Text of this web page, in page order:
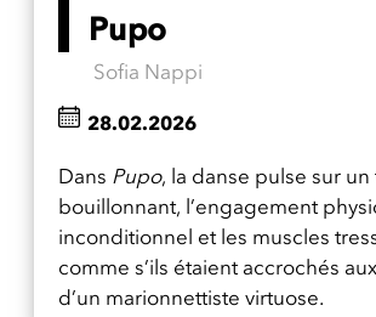
Pupo
Sofia Nappi
Dans Pupo, la danse pulse sur
bouillonnant, l’engagement
inconditionnel et les muscles
comme s’ils étaient accrochés
d’un marionnettiste virtuose.
28.02.2026